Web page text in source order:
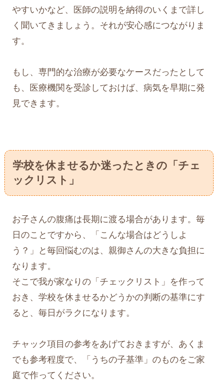
やすいかなど、医師の説明を納得のいくまで詳し
く聞いてきましょう。それが安心感につながりま
す。
もし、専門的な治療が必要なケースだったとして
も、医療機関を受診しておけば、病気を早期に発
見できます。
学校を休ませるか迷ったときの「チェ
ックリスト」
お子さんの腹痛は長期に渡る場合があります。毎
日のことですから、「こんな場合はどうしよ
う？」と毎回悩むのは、親御さんの大きな負担に
なります。
そこで我が家なりの「チェックリスト」を作って
おき、学校を休ませるかどうかの判断の基準にす
ると、毎日がラクになります。
チャック項目の参考をあげておきますが、あくま
でも参考程度で、「うちの子基準」のものをご家
庭で作ってください。